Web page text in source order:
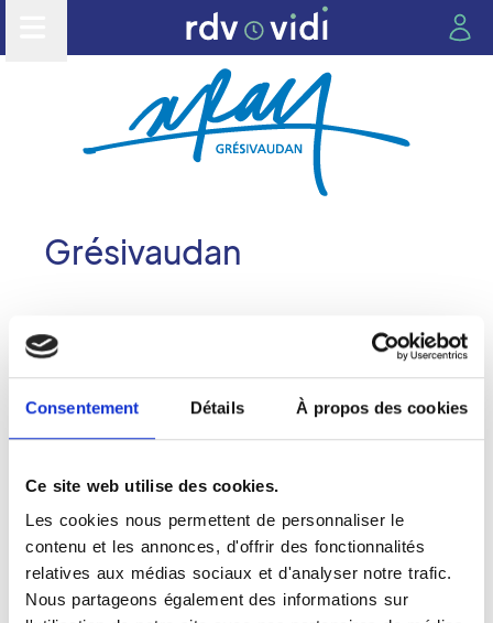
Consentement Détails À propos des cookies
Ce site web utilise des cookies.
Les cookies nous permettent de personnaliser le
contenu et les annonces, d'offrir des fonctionnalités
relatives aux médias sociaux et d'analyser notre trafic.
Nous partageons également des informations sur
Grésivaudan
Retrouvez ci-dessous nos 4 centres de radiologie :
Cabinet de radiologie de
Crolles
869 Av. Ambroise Croizat
38920CROLLES